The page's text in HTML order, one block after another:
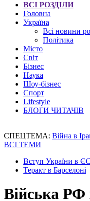
ВСІ РОЗДІЛИ
Головна
Україна
Всі новини
Політика
Місто
Світ
Бізнес
Наука
Шоу-бізнес
Спорт
Lifestyle
БЛОГИ ЧИТАЧІВ
СПЕЦТЕМА: Війна в
ВСІ ТЕМИ
Вступ України в ЄС
Теракт в Барселоні
Війська РФ